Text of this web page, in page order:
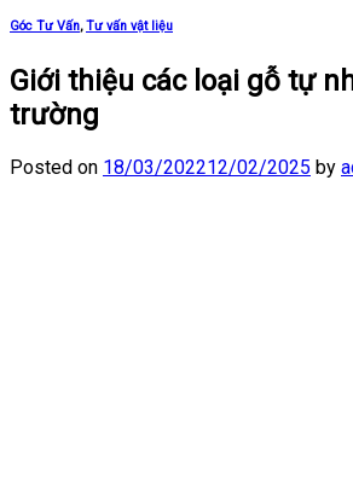
Góc Tư Vấn,Tư vấn vật liệu
Giới thiệu các loại gỗ tự
trường
Posted on 18/03/202212/02/2025 by